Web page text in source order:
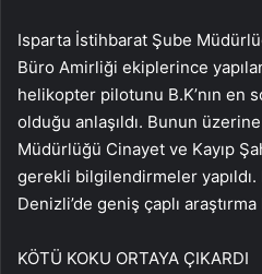
Isparta İstihbarat Şube
Büro Amirliği ekiplerince
helikopter pilotunu B.K’nın en
olduğu anlaşıldı. Bunun
Müdürlüğü Cinayet ve Kayıp
gerekli bilgilendirmeler yapıldı.
Denizli’de geniş çaplı araştırma
KÖTÜ KOKU ORTAYA ÇIKARDI